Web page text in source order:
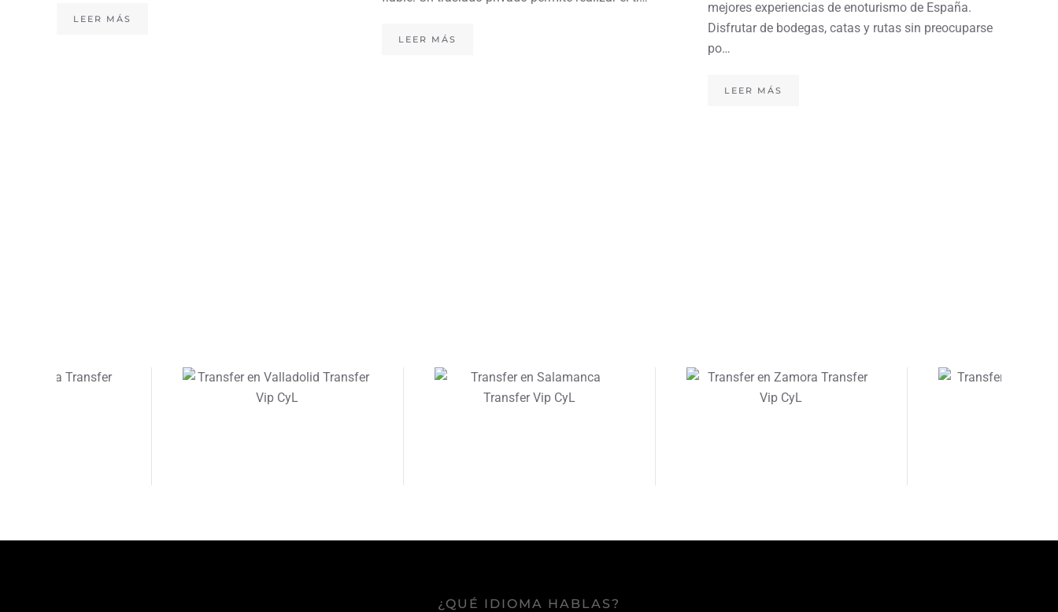
LEER MÁS
LEER MÁS
mejores experiencias de enoturismo de España.
Disfrutar de bodegas, catas y rutas sin preocuparse
po…
LEER MÁS
¿QUÉ IDIOMA HABLAS?